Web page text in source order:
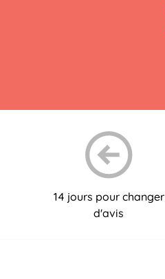
14 jours pour changer
d'avis